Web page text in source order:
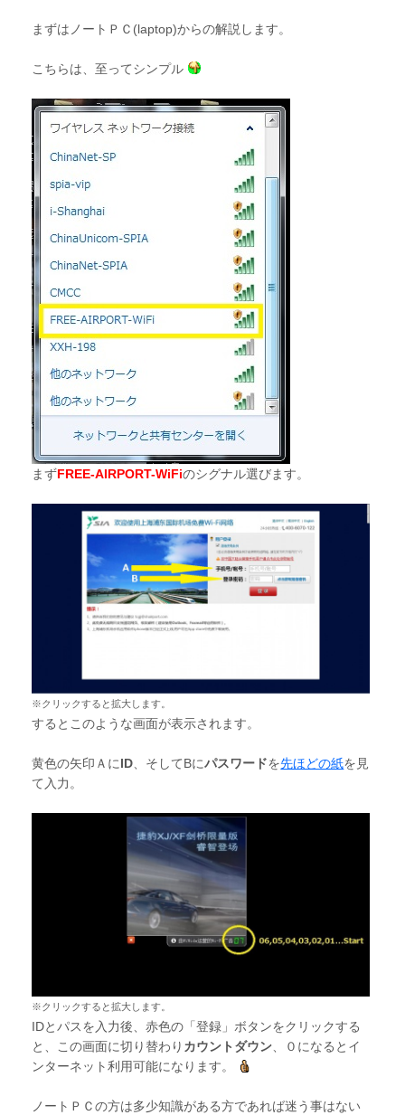
まずはノートＰＣ(laptop)からの解説します。
こちらは、至ってシンプル
まずFREE-AIRPORT-WiFiのシグナル選びます。
※クリックすると拡大します。
するとこのような画面が表示されます。
黄色の矢印ＡにID 、そしてBにパスワードを先ほどの紙を見
て入力。
※クリックすると拡大します。
IDとパスを入力後、赤色の「登録」ボタンをクリックする
と、この画面に切り替わり カウントダウン、０になるとイ
ンターネット利用可能になります。
ノートＰＣの方は多少知識がある方であれば迷う事はない